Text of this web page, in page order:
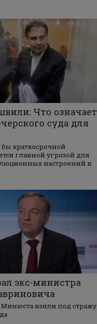
Что означает
суда для
бы краткосрочной
главной угрозой для
настроений в
экс-министра
взяли под стражу